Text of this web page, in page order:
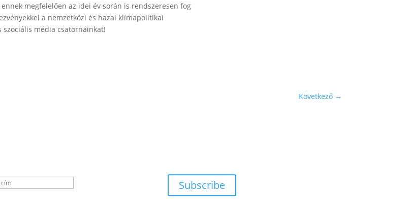
megfelelően az idei év során is rendszeresen fog
a nemzetközi és hazai klímapolitikai
média csatornáinkat!
Következő→
Subscribe